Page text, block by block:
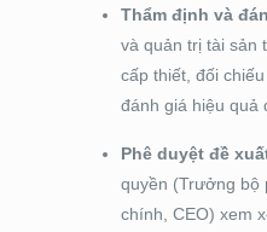
Thẩm định và
và quản trị tài sản
cấp thiết, đối
đánh giá hiệu quả
Phê duyệt đề
quyền (Trưởng bộ
chính, CEO) xem